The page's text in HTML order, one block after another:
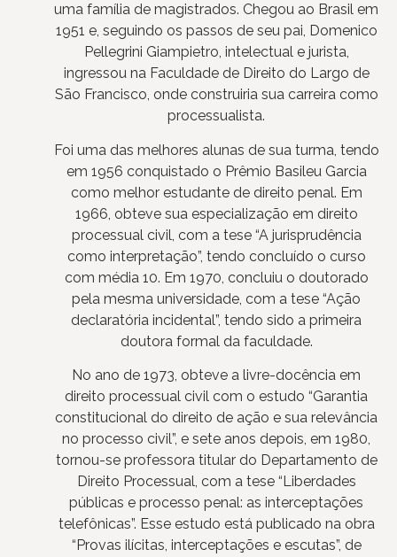
uma família de magistrados. Chegou ao Brasil em
1951 e, seguindo os passos de seu pai, Domenico
Pellegrini Giampietro, intelectual e jurista,
ingressou na Faculdade de Direito do Largo de
São Francisco, onde construiria sua carreira como
processualista.
Foi uma das melhores alunas de sua turma, tendo
em 1956 conquistado o Prêmio Basileu Garcia
como melhor estudante de direito penal. Em
1966, obteve sua especialização em direito
processual civil, com a tese “A jurisprudência
como interpretação”, tendo concluído o curso
com média 10. Em 1970, concluiu o doutorado
pela mesma universidade, com a tese “Ação
declaratória incidental”, tendo sido a primeira
doutora formal da faculdade.
No ano de 1973, obteve a livre-docência em
direito processual civil com o estudo “Garantia
constitucional do direito de ação e sua relevância
no processo civil”, e sete anos depois, em 1980,
tornou-se professora titular do Departamento de
Direito Processual, com a tese “Liberdades
públicas e processo penal: as interceptações
telefônicas”. Esse estudo está publicado na obra
“Provas ilícitas, interceptações e escutas”, de